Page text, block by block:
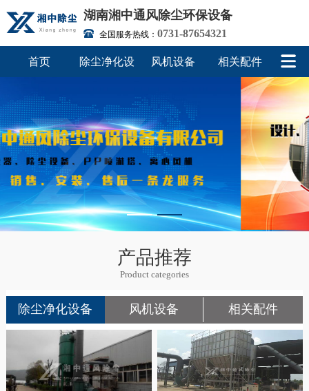
湖南湘中通风除尘环保设备
全国服务热线： 0731-87654321
首页 除尘净化设 风机设备 相关配件
产品推荐
Product categories
除尘净化设备 风机设备 相关配件